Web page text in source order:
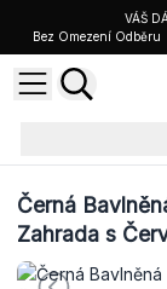
VÁŠ
Bez Omezení Odběru
Černá
Zahrada s